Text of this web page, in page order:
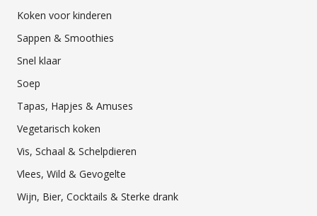
Koken voor kinderen
Sappen & Smoothies
Snel klaar
Soep
Tapas, Hapjes & Amuses
Vegetarisch koken
Vis, Schaal & Schelpdieren
Vlees, Wild & Gevogelte
Wijn, Bier, Cocktails & Sterke drank